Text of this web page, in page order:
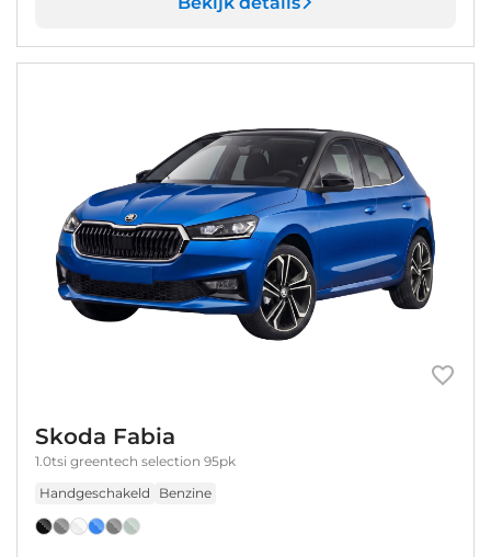
Skoda Fabia
1.0tsi greentech selection 95pk
Handgeschakeld
Benzine